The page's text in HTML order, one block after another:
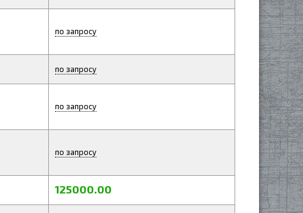
по запросу
по запросу
по запросу
по запросу
125000.00